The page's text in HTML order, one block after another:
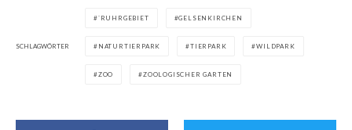
SCHLAGWÖRTER
`RUHRGEBIET GELSENKIRCHEN
NATURTIERPARK TIERPARK WILDPARK
ZOO ZOOLOGISCHER GARTEN